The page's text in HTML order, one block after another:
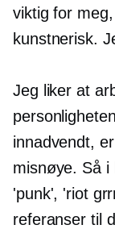
viktig for
kunstnerisk.
Jeg liker at
innadvendt,
misnøye. Så i
'punk', 'riot
referanser til